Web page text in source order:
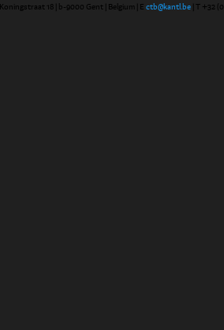
Koningstraat 18 | b-9000 Gent | Belgium | E ctb@kantl.be | T +32